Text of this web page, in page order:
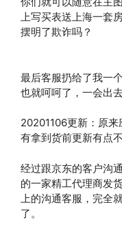
上写买表送上海一套
摆明了欺诈吗？
最后客服扔给了我一
也就呵呵了，一会出
20201106更新：原
有拿到货前更新有点
经过跟京东的客户沟
的一家精工代理商发
上的沟通客服，完全
了。